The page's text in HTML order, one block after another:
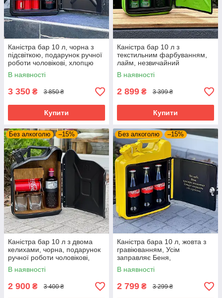
Каністра бар 10 л, чорна з
підсвіткою, подарунок ручної
роботи чоловікові, хлопцю
В наявності
3 350 ₴ 3 850 ₴
Купити
Каністра бар 10 л з
текстильним фарбуванням,
лайм, незвичайний
подарунок на будь-яке свято
В наявності
2 899 ₴ 3 399 ₴
Купити
Без алкоголю –15%
Каністра бар 10 л з двома
келихами, чорна, подарунок
ручної роботи чоловікові,
хлопцю
В наявності
2 900 ₴ 3 400 ₴
Без алкоголю –15%
Каністра бара 10 л, жовта з
гравіюванням, Усім
заправляє Беня,
оригінальний подарунок
військовому
В наявності
2 799 ₴ 3 299 ₴